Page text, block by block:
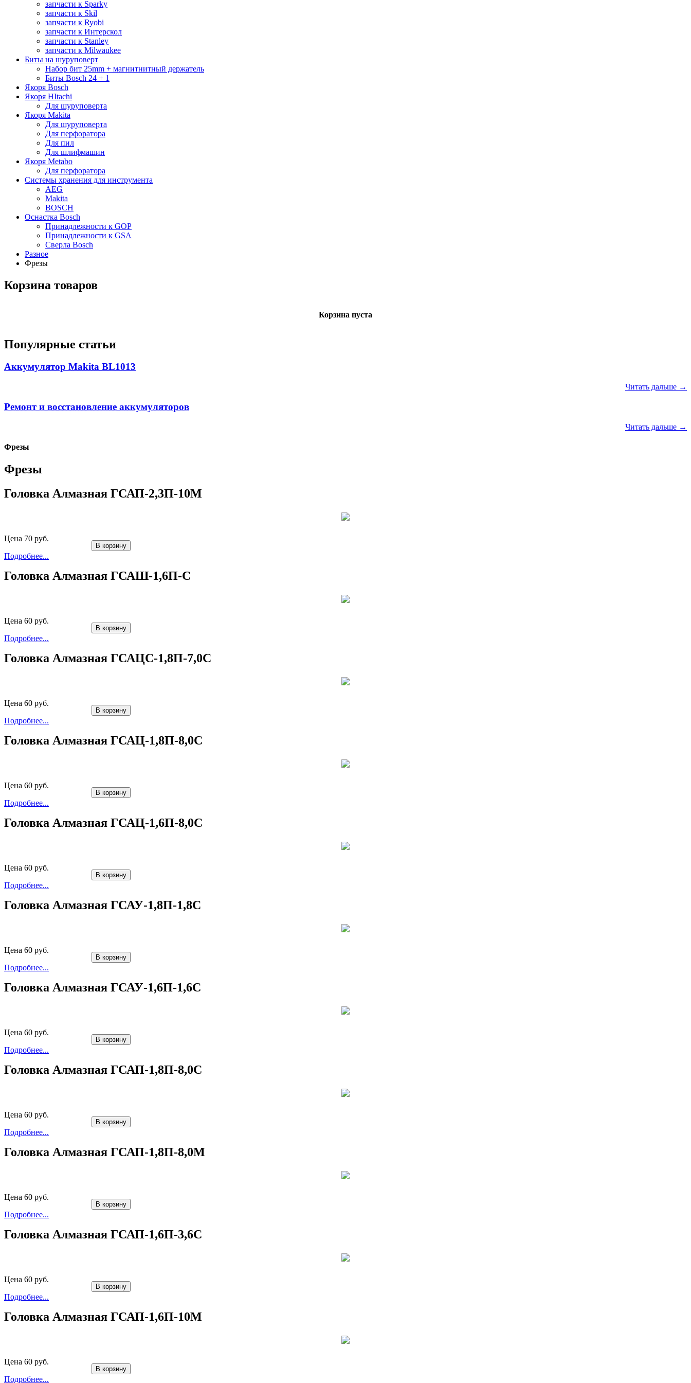
запчасти к Sparky
запчасти к Skil
запчасти к Ryobi
запчасти к Интерскол
запчасти к Stanley
запчасти к Milwaukee
Биты на шуруповерт
Набор бит 25mm + магнитнитный держатель
Биты Bosch 24 + 1
Якоря Bosch
Якоря HItachi
Для шуруповерта
Якоря Makita
Для шуруповерта
Для перфоратора
Для пил
Для шлифмашин
Якоря Metabo
Для перфоратора
Системы хранения для инструмента
AEG
Makita
BOSCH
Оснастка Bosch
Принадлежности к GOP
Принадлежности к GSA
Сверла Bosch
Разное
Фрезы
Корзина товаров
Корзина пуста
Популярные статьи
Аккумулятор Makita BL1013
Читать дальше →
Ремонт и восстановление аккумуляторов
Читать дальше →
Фрезы
Фрезы
Головка Алмазная ГСАП-2,3П-10М
Цена 70 руб.
Подробнее...
В корзину
Головка Алмазная ГСАШ-1,6П-С
Цена 60 руб.
Подробнее...
В корзину
Головка Алмазная ГСАЦС-1,8П-7,0С
Цена 60 руб.
Подробнее...
В корзину
Головка Алмазная ГСАЦ-1,8П-8,0С
Цена 60 руб.
Подробнее...
В корзину
Головка Алмазная ГСАЦ-1,6П-8,0С
Цена 60 руб.
Подробнее...
В корзину
Головка Алмазная ГСАУ-1,8П-1,8С
Цена 60 руб.
Подробнее...
В корзину
Головка Алмазная ГСАУ-1,6П-1,6С
Цена 60 руб.
Подробнее...
В корзину
Головка Алмазная ГСАП-1,8П-8,0С
Цена 60 руб.
Подробнее...
В корзину
Головка Алмазная ГСАП-1,8П-8,0М
Цена 60 руб.
Подробнее...
В корзину
Головка Алмазная ГСАП-1,6П-3,6С
Цена 60 руб.
Подробнее...
В корзину
Головка Алмазная ГСАП-1,6П-10М
Цена 60 руб.
Подробнее...
В корзину